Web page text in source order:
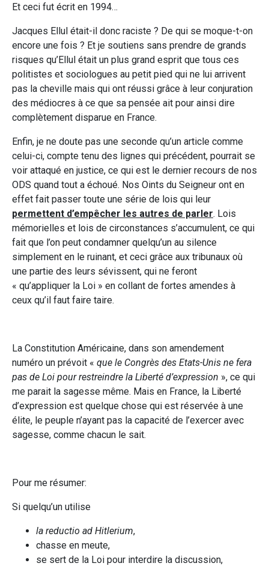
Et ceci fut écrit en 1994…
Jacques Ellul était-il donc raciste ? De qui se moque-t-on
encore une fois ? Et je soutiens sans prendre de grands
risques qu’Ellul était un plus grand esprit que tous ces
politistes et sociologues au petit pied qui ne lui arrivent
pas la cheville mais qui ont réussi grâce à leur conjuration
des médiocres à ce que sa pensée ait pour ainsi dire
complètement disparue en France.
Enfin, je ne doute pas une seconde qu’un article comme
celui-ci, compte tenu des lignes qui précédent, pourrait se
voir attaqué en justice, ce qui est le dernier recours de nos
ODS quand tout a échoué. Nos Oints du Seigneur ont en
effet fait passer toute une série de lois qui leur
permettent d’empêcher les autres de parler. Lois
mémorielles et lois de circonstances s’accumulent, ce qui
fait que l’on peut condamner quelqu’un au silence
simplement en le ruinant, et ceci grâce aux tribunaux où
une partie des leurs sévissent, qui ne feront
« qu’appliquer la Loi » en collant de fortes amendes à
ceux qu’il faut faire taire.
La Constitution Américaine, dans son amendement
numéro un prévoit « que le Congrès des Etats-Unis ne fera
pas de Loi pour restreindre la Liberté d’expression », ce qui
me parait la sagesse même. Mais en France, la Liberté
d’expression est quelque chose qui est réservée à une
élite, le peuple n’ayant pas la capacité de l’exercer avec
sagesse, comme chacun le sait.
Pour me résumer:
Si quelqu’un utilise
la reductio ad Hitlerium,
chasse en meute,
se sert de la Loi pour interdire la discussion,